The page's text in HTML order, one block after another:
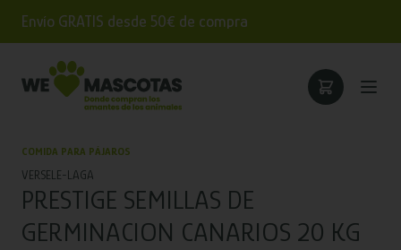
Envío GRATIS desde 50€ de compra
COMIDA PARA PÁJAROS
VERSELE-LAGA
PRESTIGE SEMILLAS DE
GERMINACION CANARIOS 20 KG